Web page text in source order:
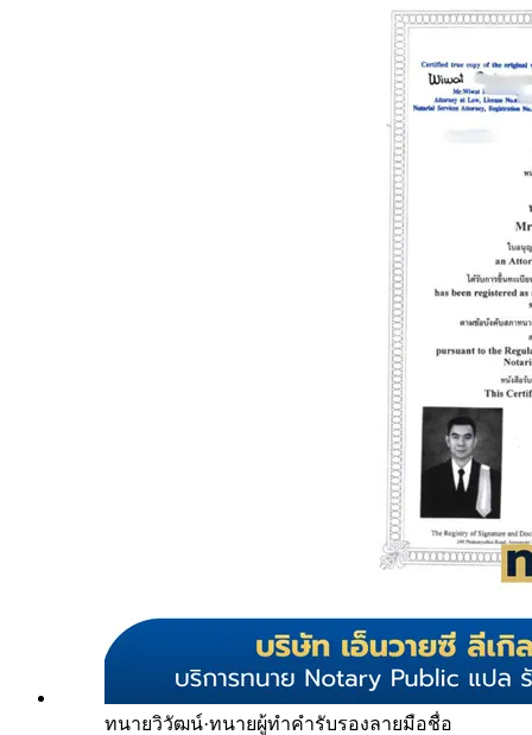
ทนายวิวัฒน์·ทนายผู้ทำคำรับรองลายมือชื่อ